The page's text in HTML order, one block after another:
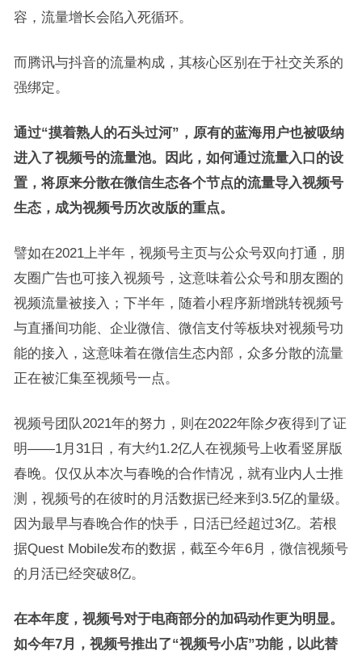
容，流量增长会陷入死循环。
而腾讯与抖音的流量构成，其核心区别在于社交关系的
强绑定。
通过“摸着熟人的石头过河”，原有的蓝海用户也被吸纳
进入了视频号的流量池。因此，如何通过流量入口的设
置，将原来分散在微信生态各个节点的流量导入视频号
生态，成为视频号历次改版的重点。
譬如在2021上半年，视频号主页与公众号双向打通，朋
友圈广告也可接入视频号，这意味着公众号和朋友圈的
视频流量被接入；下半年，随着小程序新增跳转视频号
与直播间功能、企业微信、微信支付等板块对视频号功
能的接入，这意味着在微信生态内部，众多分散的流量
正在被汇集至视频号一点。
视频号团队2021年的努力，则在2022年除夕夜得到了证
明——1月31日，有大约1.2亿人在视频号上收看竖屏版
春晚。仅仅从本次与春晚的合作情况，就有业内人士推
测，视频号的在彼时的月活数据已经来到3.5亿的量级。
因为最早与春晚合作的快手，日活已经超过3亿。若根
据Quest Mobile发布的数据，截至今年6月，微信视频号
的月活已经突破8亿。
在本年度，视频号对于电商部分的加码动作更为明显。
如今年7月，视频号推出了“视频号小店”功能，以此替